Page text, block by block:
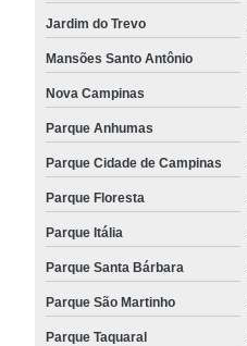
Jardim do Trevo
Mansões Santo Antônio
Nova Campinas
Parque Anhumas
Parque Cidade de Campinas
Parque Floresta
Parque Itália
Parque Santa Bárbara
Parque São Martinho
Parque Taquaral